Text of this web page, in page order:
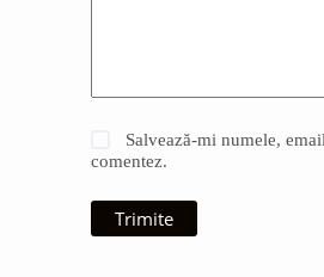
Salvează-mi numele,
comentez.
Trimite